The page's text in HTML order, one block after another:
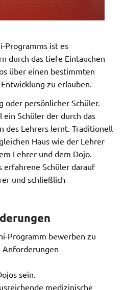
Programms ist es
durch das tiefe Eintauchen
über einen bestimmten
zu erlauben.
oder persönlicher Schüler.
ein Schüler der durch das
des Lehrers lernt. Traditionell
Haus wie der Lehrer
Lehrer und dem Dojo.
erfahrene Schüler darauf
und schließlich
Programm bewerben zu
Anforderungen
sein.
medizinische